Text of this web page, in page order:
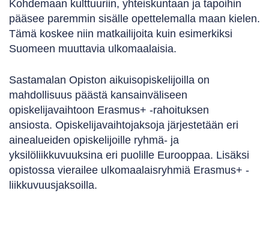
Kohdemaan kulttuuriin, yhteiskuntaan ja tapoihin
pääsee paremmin sisälle opettelemalla maan kielen.
Tämä koskee niin matkailijoita kuin esimerkiksi
Suomeen muuttavia ulkomaalaisia.
Sastamalan Opiston aikuisopiskelijoilla on
mahdollisuus päästä kansainväliseen
opiskelijavaihtoon Erasmus+ -rahoituksen
ansiosta. Opiskelijavaihtojaksoja järjestetään eri
ainealueiden opiskelijoille ryhmä- ja
yksilöliikkuvuuksina eri puolille Eurooppaa. Lisäksi
opistossa vierailee ulkomaalaisryhmiä Erasmus+ -
liikkuvuusjaksoilla.